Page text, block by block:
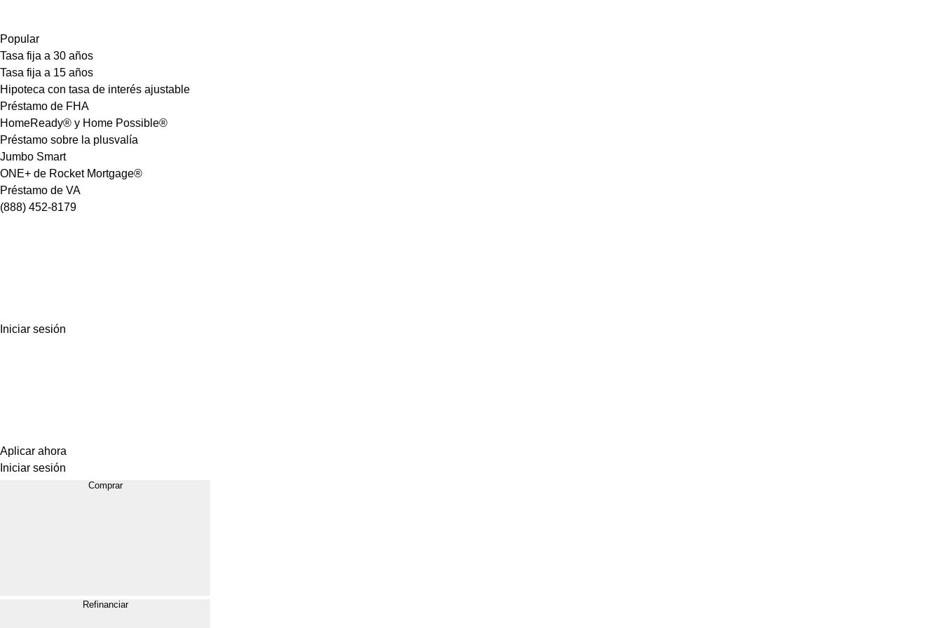
Popular
Tasa fija a 30 años
Tasa fija a 15 años
Hipoteca con tasa de interés ajustable
Préstamo de FHA
HomeReady® y Home Possible®
Préstamo sobre la plusvalía
Jumbo Smart
ONE+ de Rocket Mortgage®
Préstamo de VA
(888) 452-8179
Iniciar sesión
Aplicar ahora
Iniciar sesión
Comprar
Refinanciar